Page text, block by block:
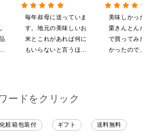
無
【送料込/沖縄県送料別
途】【化粧箱包装付/オン
ライン限定】
毎年叔母に送っていま
す。地元の美味しいお
米とこれがあれば何に
もいらないと言うほど
[賞味期限2026
日]絹ごしなめ
んとんゼリー
限定】
美味しかった
栗きんとんが
で買ってみた
かったので、
ードをクリック
化粧箱包装付 ギフト 送料無料